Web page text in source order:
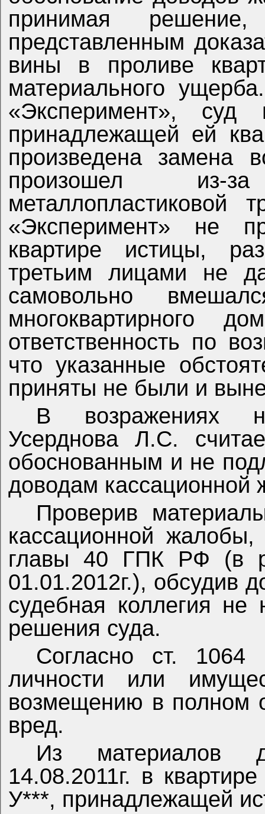
принимая
представленным
вины в проливе
материального
«Эксперимент»,
принадлежащей ей
произведена замена
произошел из-
«Эксперимент» не
квартире истицы,
третьим лицами не
самовольно
многоквартирного
ответственность по
что указанные
приняты не были и
В возражениях
Усерднова Л.С.
обоснованным и не
доводам кассационной
Проверив
кассационной
главы 40 ГПК РФ (в
01.01.2012г.), обсудив
судебная коллегия не
решения суда.
Согласно ст.
личности или
возмещению в полном
вред.
Из материалов
14.08.2011г. в
У***, принадлежащей